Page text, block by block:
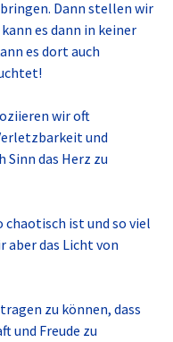
Dann stellen wir
es dann in keiner
es dort auch
wir oft
und
Sinn das Herz zu
chaotisch ist und so viel
aber das Licht von
zu können, dass
und Freude zu